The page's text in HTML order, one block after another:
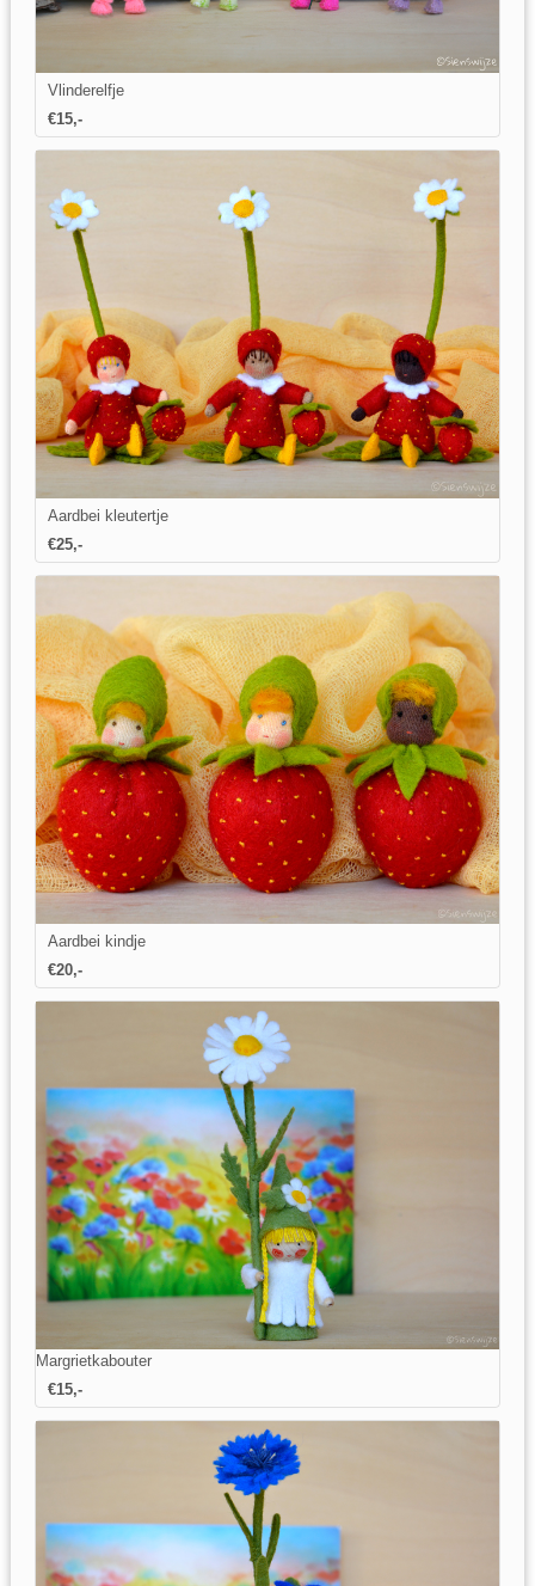
Vlinderelfje
€15,-
Aardbei kleutertje
€25,-
Aardbei kindje
€20,-
Margrietkabouter
€15,-